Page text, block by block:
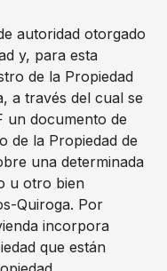
autoridad otorgado
y, para esta
de la Propiedad
a través del cual se
un documento de
de la Propiedad de
una determinada
u otro bien
Quiroga. Por
incorpora
que están